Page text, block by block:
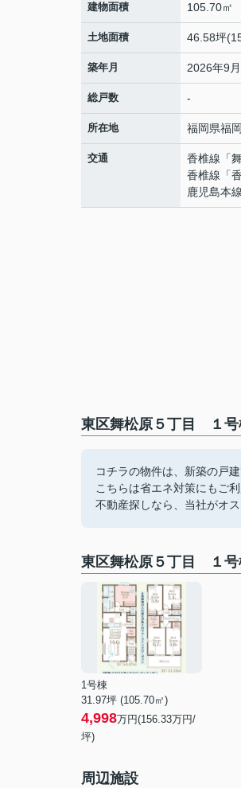
建物面積 105.70㎡
土地面積 46.58坪
築年月 2026年9月
総戸数 -
所在地 福岡県福
交通 香椎線 「
香椎線 「
鹿児島本線
東区舞松原５丁目 １号
コチラの物件は、新築の戸
こちらは省エネ対策にもご
不動産探しなら、当社がオ
東区舞松原５丁目 １号
1号棟
31.97坪 (105.70㎡)
4,998万円(156.33万円/
坪)
周辺施設